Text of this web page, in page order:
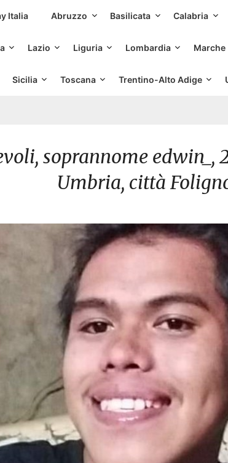
Siti Incontri Gay
Italia Abruzzo Basilicata Calabria
Lazio Liguria Lombardia Marche
Sicilia Toscana Trentino-Alto Adige
soprannome edwin_,
Umbria, città